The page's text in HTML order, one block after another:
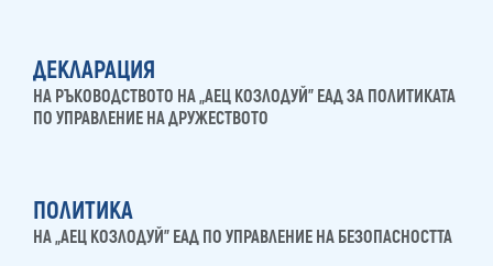
ДЕКЛАРАЦИЯ
НА РЪКОВОДСТВОТО НА „АЕЦ КОЗЛОДУЙ” ЕАД ЗА ПОЛИТИКАТА
ПО УПРАВЛЕНИЕ НА ДРУЖЕСТВОТО
ПОЛИТИКА
НА „АЕЦ КОЗЛОДУЙ” ЕАД ПО УПРАВЛЕНИЕ НА БЕЗОПАСНОСТТА